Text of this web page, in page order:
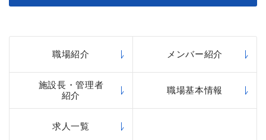
職場紹介 メンバー紹介
施設長・管理者
紹介
職場基本情報
求人一覧